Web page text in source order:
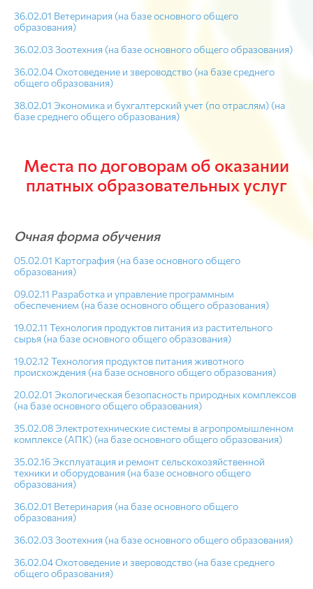
36.02.01 Ветеринария (на базе основного общего
образования)
36.02.03 Зоотехния (на базе основного общего образования)
36.02.04 Охотоведение и звероводство (на базе среднего
общего образования)
38.02.01 Экономика и бухгалтерский учет (по отраслям) (на
базе среднего общего образования)
Места по договорам об оказании
платных образовательных услуг
Очная форма обучения
05.02.01 Картография (на базе основного общего
образования)
09.02.11 Разработка и управление программным
обеспечением (на базе основного общего образования)
19.02.11 Технология продуктов питания из растительного
сырья (на базе основного общего образования)
19.02.12 Технология продуктов питания животного
происхождения (на базе основного общего образования)
20.02.01 Экологическая безопасность природных комплексов
(на базе основного общего образования)
35.02.08 Электротехнические системы в агропромышленном
комплексе (АПК) (на базе основного общего образования)
35.02.16 Эксплуатация и ремонт сельскохозяйственной
техники и оборудования (на базе основного общего
образования)
36.02.01 Ветеринария (на базе основного общего
образования)
36.02.03 Зоотехния (на базе основного общего образования)
36.02.04 Охотоведение и звероводство (на базе среднего
общего образования)